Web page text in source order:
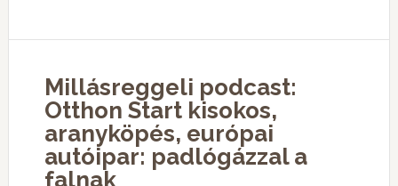
Millásreggeli podcast:
Otthon Start kisokos,
aranyköpés, európai
autóipar: padlógázzal a
falnak